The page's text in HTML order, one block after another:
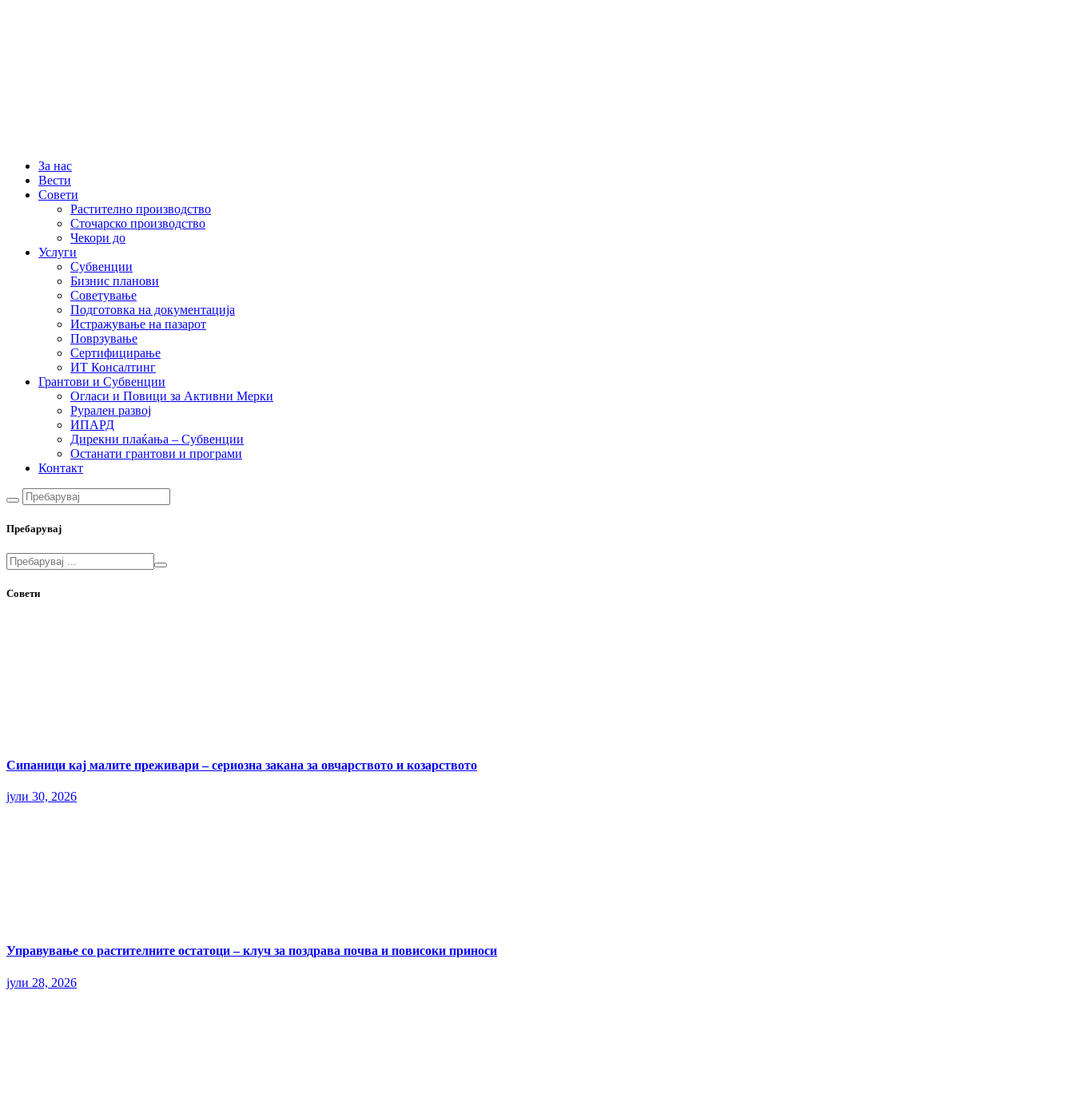
За нас
Вести
Совети
Растително производство
Сточарско производство
Чекори до
Услуги
Субвенции
Бизнис планови
Советување
Подготовка на документација
Истражување на пазарот
Поврзување
Сертифицирање
ИТ Консалтинг
Грантови и Субвенции
Огласи и Повици за Активни Мерки
Рурален развој
ИПАРД
Дирекни плаќања – Субвенции
Останати грантови и програми
Контакт
Пребарувај
Совети
Сипаници кај малите преживари – сериозна закана за овчарството и козарството
јули 30, 2026
Управување со растителните остатоци – клуч за поздрава почва и повисоки приноси
јули 28, 2026